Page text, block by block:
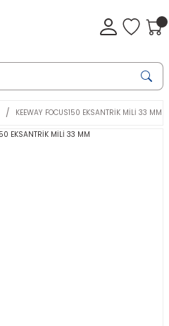
KEEWAY FOCUS150 EKSANTRİK MİLİ 33 MM